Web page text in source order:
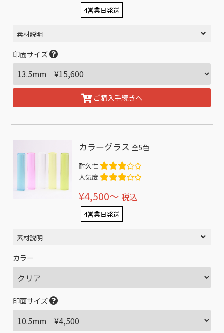
4営業日発送
素材説明
印面サイズ
ご購入手続きへ
カラーグラス全5色
耐久性
人気度
¥4,500〜 税込
4営業日発送
素材説明
カラー
印面サイズ